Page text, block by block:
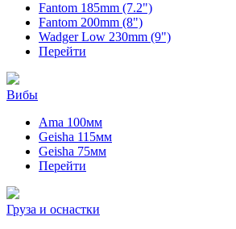
Fantom 185mm (7.2")
Fantom 200mm (8")
Wadger Low 230mm (9")
Перейти
Вибы
Ama 100мм
Geisha 115мм
Geisha 75мм
Перейти
Груза и оснастки